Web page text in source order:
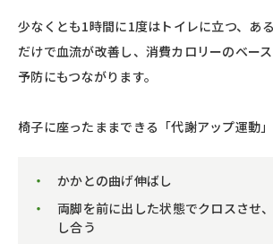
少なくとも1時間に1度はトイレに立つ、あ
だけで血流が改善し、消費カロリーのベー
予防にもつながります。
椅子に座ったままできる「代謝アップ運動」
かかとの曲げ伸ばし
両脚を前に出した状態でクロスさせ
し合う